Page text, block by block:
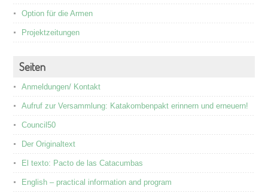
Option für die Armen
Projektzeitungen
Seiten
Anmeldungen/ Kontakt
Aufruf zur Versammlung: Katakombenpakt erinnern und erneuern!
Council50
Der Originaltext
El texto: Pacto de las Catacumbas
English – practical information and program